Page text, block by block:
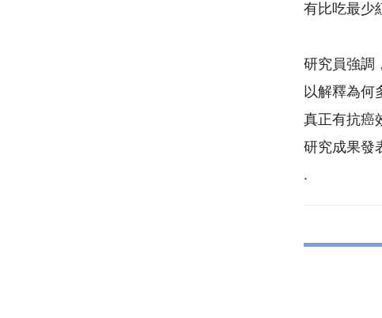
有比吃最少
研究員強調
以解釋為何
真正有抗癌
研究成果發
.